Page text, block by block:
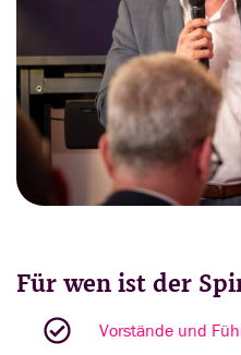
Für wen ist der
Vorstände und